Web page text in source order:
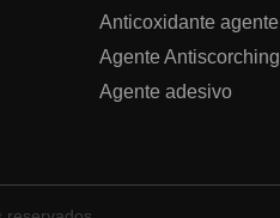
Anticoxidante agente
Agente Antiscorching
Agente adesivo